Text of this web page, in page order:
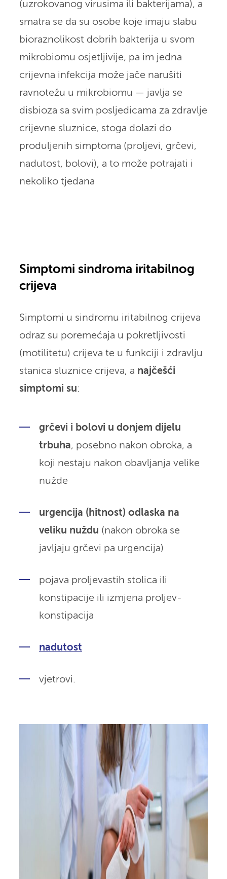
(uzrokovanog virusima ili bakterijama), a
smatra se da su osobe koje imaju slabu
bioraznolikost dobrih bakterija u svom
mikrobiomu osjetljivije, pa im jedna
crijevna infekcija može jače narušiti
ravnotežu u mikrobiomu — javlja se
disbioza sa svim posljedicama za zdravlje
crijevne sluznice, stoga dolazi do
produljenih simptoma (proljevi, grčevi,
nadutost, bolovi), a to može potrajati i
nekoliko tjedana
Simptomi sindroma iritabilnog
crijeva
Simptomi u sindromu iritabilnog crijeva
odraz su poremećaja u pokretljivosti
(motilitetu) crijeva te u funkciji i zdravlju
stanica sluznice crijeva, a najčešći
simptomi su:
grčevi i bolovi u donjem dijelu
trbuha, posebno nakon obroka, a
koji nestaju nakon obavljanja velike
nužde
urgencija (hitnost) odlaska na
veliku nuždu (nakon obroka se
javljaju grčevi pa urgencija)
pojava proljevastih stolica ili
konstipacije ili izmjena proljev-
konstipacija
nadutost
vjetrovi.